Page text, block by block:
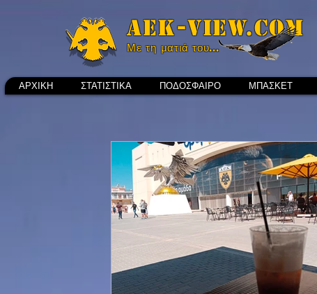
Aek-view.com
Με τη ματιά του...
ΑΡΧΙΚΗ ΣΤΑΤΙΣΤΙΚΑ ΠΟΔΟΣΦΑΙΡΟ ΜΠΑΣΚΕΤ